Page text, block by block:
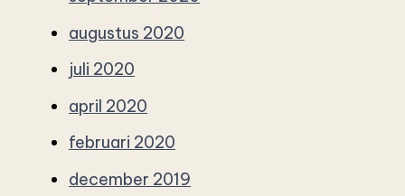
augustus 2020
juli 2020
april 2020
februari 2020
december 2019